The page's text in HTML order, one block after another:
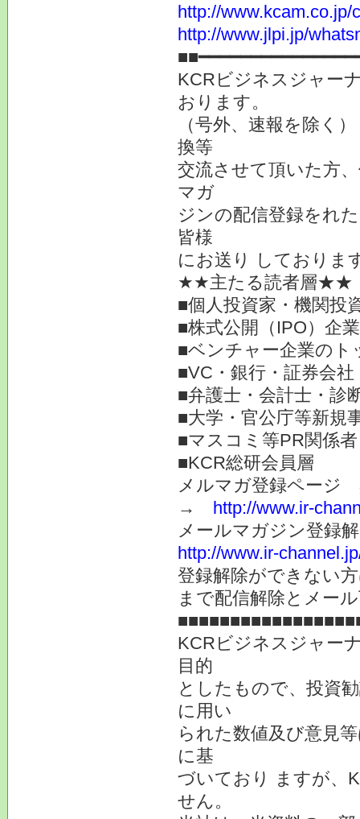
http://www.kcam.co.jp/
http://www.jlpi.jp/
KCRビジネスジャー
おります。
（号外、速報を除く
換等
交流させて頂いた方
マガ
ジンの配信登録をれ
皆様
にお送り しておりま
★★主たる読者層★★
■個人投資家・機関投
■株式公開（IPO）企
■ベンチャー企業のト
■VC・銀行・証券会
■弁護士・会計士・診
■大学・官公庁等新規
■マスコミ等PR関係者
■KCR総研会員層
メルマガ登録ページ
→ http://www.ir-
メールマガジン登録
http://www.ir-
登録解除ができない
まで配信解除とメー
KCRビジネスジャー
目的
としたもので、投資
に用い
られた数値及び意見
に基
づいており ますが、
せん。